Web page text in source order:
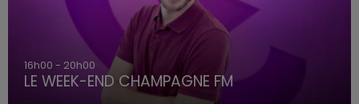
16h00 - 20h00
LE WEEK-END CHAMPAGNE FM